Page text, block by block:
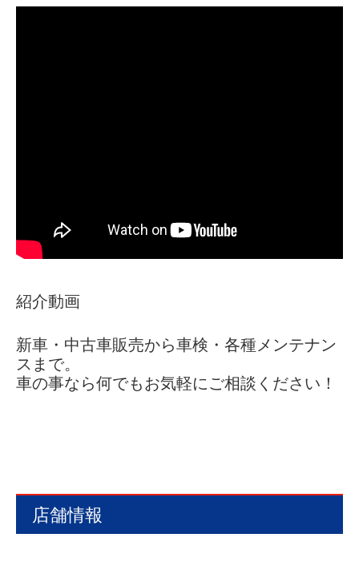
紹介動画
新車・中古車販売から車検・各種メンテナン
スまで。
車の事なら何でもお気軽にご相談ください！
店舗情報